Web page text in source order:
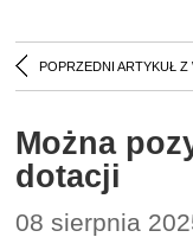
POPRZEDNI ARTYKUŁ Z
Można
dotacji
08 sierpnia